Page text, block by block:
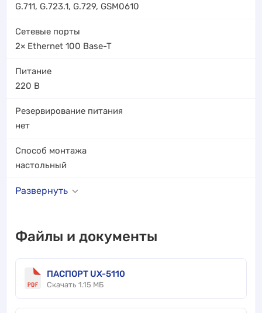
G.711, G.723.1, G.729, GSM0610
Сетевые порты
2× Ethernet 100 Base-T
Питание
220 В
Резервирование питания
нет
Способ монтажа
настольный
Развернуть
Файлы и документы
ПАСПОРТ UX-5110
Скачать 1.15 МБ